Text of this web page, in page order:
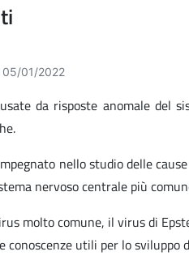
01/2022
da risposte anomale del
nello studio delle
nervoso centrale più
molto comune, il virus di
utili per lo sviluppo